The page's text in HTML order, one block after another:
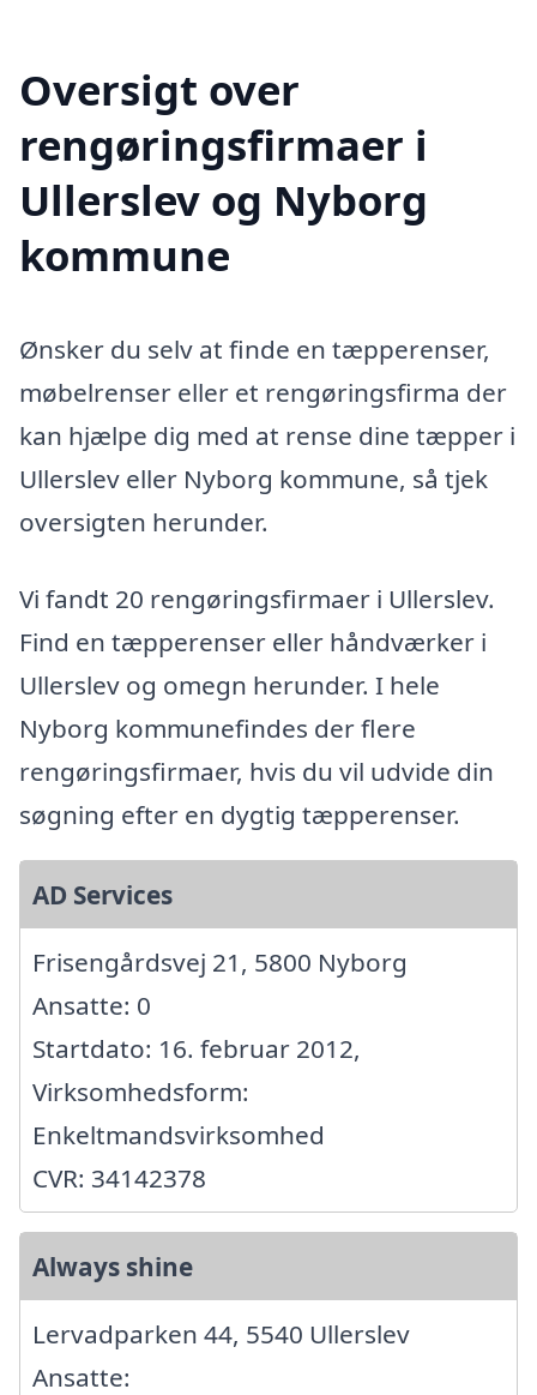
Oversigt over
rengøringsfirmaer i
Ullerslev og Nyborg
kommune
Ønsker du selv at finde en tæpperenser,
møbelrenser eller et rengøringsfirma der
kan hjælpe dig med at rense dine tæpper i
Ullerslev eller Nyborg kommune, så tjek
oversigten herunder.
Vi fandt 20 rengøringsfirmaer i Ullerslev.
Find en tæpperenser eller håndværker i
Ullerslev og omegn herunder. I hele
Nyborg kommunefindes der flere
rengøringsfirmaer, hvis du vil udvide din
søgning efter en dygtig tæpperenser.
AD Services
Frisengårdsvej 21, 5800 Nyborg
Ansatte: 0
Startdato: 16. februar 2012,
Virksomhedsform:
Enkeltmandsvirksomhed
CVR: 34142378
Always shine
Lervadparken 44, 5540 Ullerslev
Ansatte: